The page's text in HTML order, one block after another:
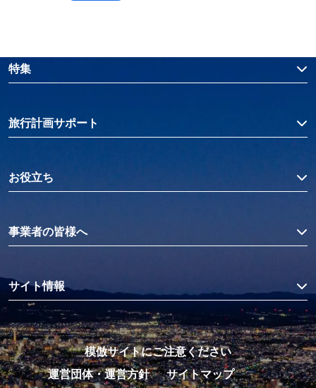
特集
旅行計画サポート
お役立ち
事業者の皆様へ
サイト情報
模倣サイトにご注意ください
運営団体・運営方針
サイトマップ